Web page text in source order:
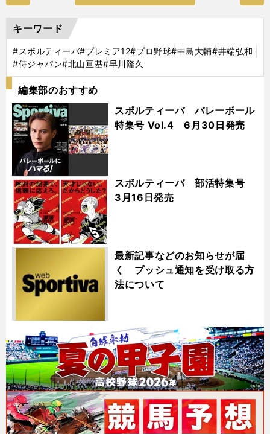
キーワード
#スポルティーバ#プレミア12#プロ野球#中島大輔#井端弘和
#侍ジャパン#北山亘基#早川隆久
編集部のおすすめ
スポルティーバ バレーボール
特集号 Vol.4 6月30日発売
スポルティーバ 部活特集号
3月16日発売
最新記事などのお知らせが届
く プッシュ通知を受け取る方
法について